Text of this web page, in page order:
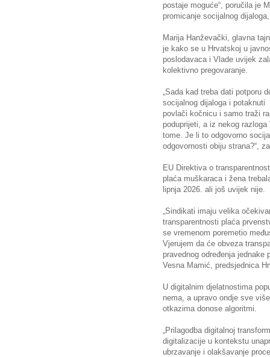
postaje moguće“, poručila je
promicanje socijalnog
Marija Hanževački, glavna
je kako se u Hrvatskoj u
poslodavaca i Vlade uvijek
kolektivno pregovaranje.
„Sada kad treba dati potporu
socijalnog dijaloga i
povlači kočnicu i samo traži
poduprijeti, a iz nekog
tome. Je li to odgovorno
odgovornosti obiju strana?“,
EU Direktiva o
plaća muškaraca i žena
lipnja 2026. ali još uvijek nije.
„Sindikati imaju velika
transparentnosti plaća
se vremenom poremetio
Vjerujem da će obveza
pravednog određenja jednake
Vesna Mamić, predsjednica
U digitalnim djelatnostima
nema, a upravo ondje sve
otkazima donose algoritmi.
„Prilagodba digitalnoj
digitalizacije u kontekstu
ubrzavanje i olakšavanje